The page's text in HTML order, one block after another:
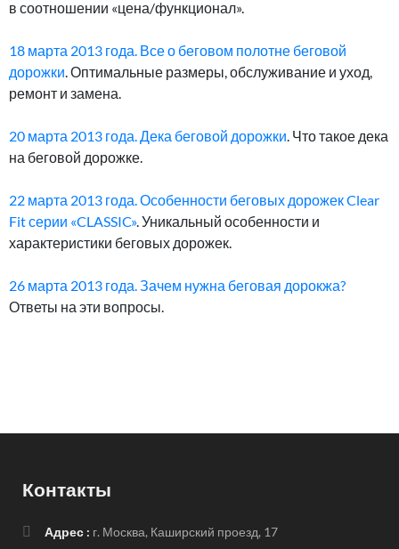
в соотношении «цена/функционал».
18 марта 2013 года. Все о беговом полотне беговой
дорожки. Оптимальные размеры, обслуживание и уход,
ремонт и замена.
20 марта 2013 года. Дека беговой дорожки. Что такое дека
на беговой дорожке.
22 марта 2013 года. Особенности беговых дорожек Clear
Fit серии «CLASSIC». Уникальный особенности и
характеристики беговых дорожек.
26 марта 2013 года. Зачем нужна беговая дорокжа?
Ответы на эти вопросы.
Контакты
Адрес : г. Москва, Каширский проезд, 17